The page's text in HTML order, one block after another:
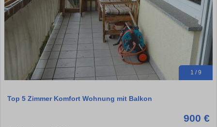
1 / 9
Top 5 Zimmer Komfort Wohnung mit Balkon
900 €